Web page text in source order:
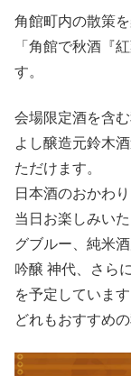
角館町内の散策
「角館で秋酒『
す。
会場限定酒を含
よし醸造元鈴木
ただけます。
日本酒のおかわ
当日お楽しみい
グブルー、純米
吟醸 神代、さら
を予定しています
どれもおすすめ